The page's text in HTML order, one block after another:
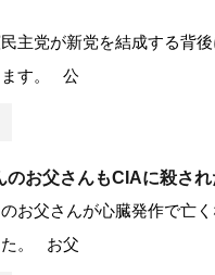
主党が新党を結成する背
ます。 公
のお父さんもCIAに殺され
お父さんが心臓発作で亡
た。 お父